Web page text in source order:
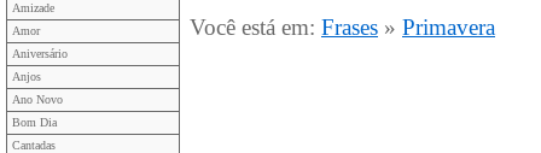
Amizade
Amor
Aniversário
Anjos
Ano Novo
Bom Dia
Cantadas
Você está em: Frases » Primavera